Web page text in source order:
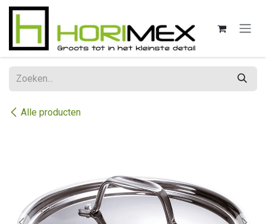
Overslaan naar inhoud
Alle producten